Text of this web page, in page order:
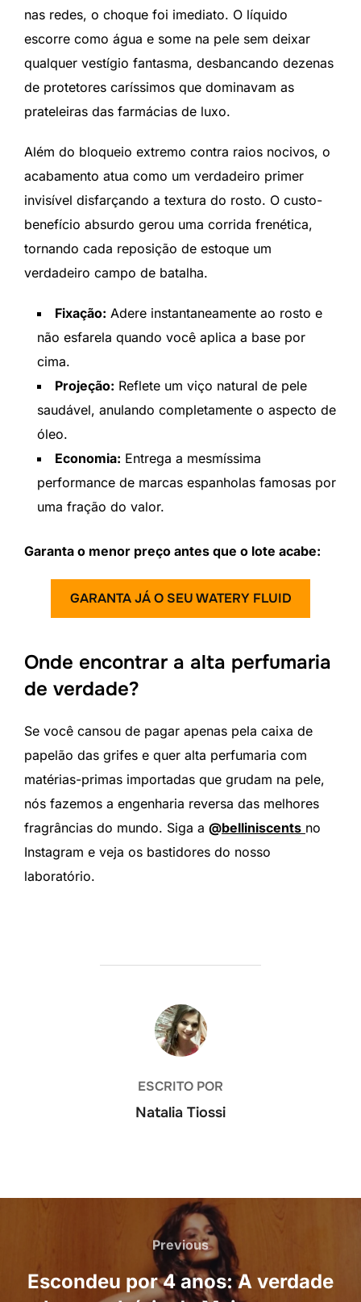
nas redes, o choque foi imediato. O líquido
escorre como água e some na pele sem deixar
qualquer vestígio fantasma, desbancando dezenas
de protetores caríssimos que dominavam as
prateleiras das farmácias de luxo.
Além do bloqueio extremo contra raios nocivos, o
acabamento atua como um verdadeiro primer
invisível disfarçando a textura do rosto. O custo-
benefício absurdo gerou uma corrida frenética,
tornando cada reposição de estoque um
verdadeiro campo de batalha.
Fixação: Adere instantaneamente ao rosto e
não esfarela quando você aplica a base por
cima.
Projeção: Reflete um viço natural de pele
saudável, anulando completamente o aspecto de
óleo.
Economia: Entrega a mesmíssima
performance de marcas espanholas famosas por
uma fração do valor.
Garanta o menor preço antes que o lote acabe:
GARANTA JÁ O SEU WATERY FLUID
Onde encontrar a alta perfumaria
de verdade?
Se você cansou de pagar apenas pela caixa de
papelão das grifes e quer alta perfumaria com
matérias-primas importadas que grudam na pele,
nós fazemos a engenharia reversa das melhores
fragrâncias do mundo. Siga a @belliniscents no
Instagram e veja os bastidores do nosso
laboratório.
AUTOR DO POST
ESCRITO POR
Natalia Tiossi
Navegação
Post
Previous
Previous
Escondeu por 4 anos: A verdade